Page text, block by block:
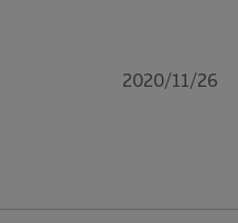
2020/11/26